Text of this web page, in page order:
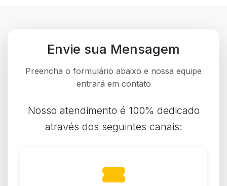
Envie sua Mensagem
Preencha o formulário abaixo e nossa equipe
entrará em contato
Nosso atendimento é 100% dedicado
através dos seguintes canais: